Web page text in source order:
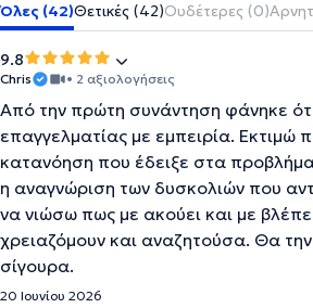
Όλες (42)Θετικές (42)Ουδέτερες (0)
9.8
Chris • 2 αξιολογήσεις
Από την πρώτη συνάντηση φάνηκε
επαγγελματίας με εμπειρία. Εκτιμώ
κατανόηση που έδειξε στα
η αναγνώριση των δυσκολιών που
να νιώσω πως με ακούει και με
χρειαζόμουν και αναζητούσα. Θα
σίγουρα.
20 Ιουνίου 2026